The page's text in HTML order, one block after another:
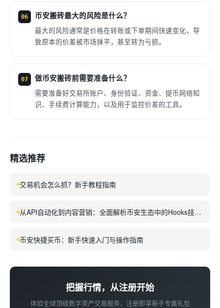
06 币安搬砖最大的风险是什么？
最大的风险通常是价格在转账或下单期间快速变化，导
致原本的价差被市场抹平，甚至转为亏损。
07 做币安搬砖前需要准备什么？
需要准备好交易所账户、身份验证、资金、提币网络知
识、手续费计算能力，以及用于监控价差的工具。
精选推荐
交易机会怎么抓？新手教程指南
从API自动化到内容营销：全面解析币安生态中的Hooks技术
币安快捷买币：新手快速入门与操作指南
把握行情，从注册开始
体验全球顶级数字资产交易服务，注册即享新手专属礼包